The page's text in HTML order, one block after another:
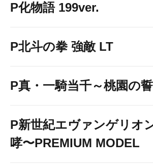
P化物語 199ver.
P北斗の拳 強敵 LT
P真・一騎当千～桃園の
P新世紀エヴァンゲリオ
哮〜PREMIUM MODEL